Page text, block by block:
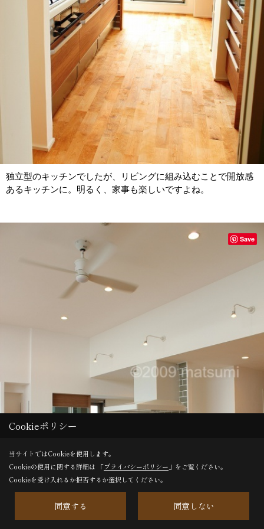
独立型のキッチンでしたが、リビングに組み込むことで開放感
あるキッチンに。明るく、家事も楽しいですよね。
Save
Cookieポリシー
当サイトではCookieを使用します。
Cookieの使用に関する詳細は 「プライバシーポリシー 」をご覧ください。
Cookieを受け入れるか拒否するか選択してください。
同意する 同意しない